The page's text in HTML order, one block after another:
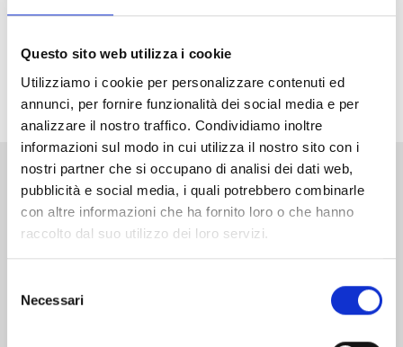
Questo sito web utilizza i cookie
Utilizziamo i cookie per personalizzare contenuti ed
annunci, per fornire funzionalità dei social media e per
analizzare il nostro traffico. Condividiamo inoltre
informazioni sul modo in cui utilizza il nostro sito con i
nostri partner che si occupano di analisi dei dati web,
pubblicità e social media, i quali potrebbero combinarle
con altre informazioni che ha fornito loro o che hanno
raccolto dal suo utilizzo dei loro servizi.
delNecessari
“Shonen Jump+” è riuscita ad attirare l’attenzione dei
lettori di tutto il mondo. Una serie imprevedibile,
bizzarra e grottesca che vi terrà col fiato sospeso!
Altri volumi della serie